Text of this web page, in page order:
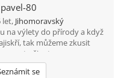
pavel-80
let, Jihomoravský
na výlety do přírody a když
tak můžeme zkusit
cestu životem.
se